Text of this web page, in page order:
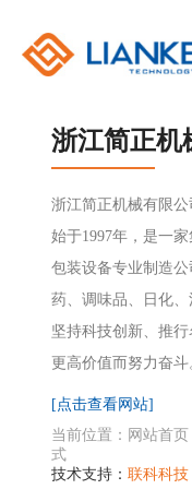
浙江简正机
浙江简正机械有限
始于1997年，是一
包装设备专业制造
药、调味品、日化
坚持科技创新、推
更高价值而努力奋斗
[点击查看网站]
当前位置： 网站首页
式
技术支持： 联科科技